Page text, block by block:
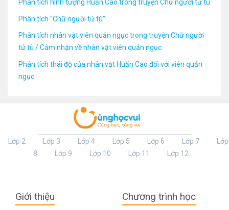
Phân tích hình tượng Huấn Cao trong truyện Chữ người tử tù
Phân tích "Chữ người tử tù"
Phân tích nhân vật viên quản ngục trong truyện Chữ người
tử tù / Cảm nhận về nhân vật viên quản ngục.
Phân tích thái độ của nhân vật Huấn Cao đối với viên quản
ngục
Lớp 2 Lớp 3 Lớp 4 Lớp 5 Lớp 6 Lớp 7
Lớp
8
Lớp 9 Lớp 10 Lớp 11 Lớp 12
Giới thiệu Chương trình học